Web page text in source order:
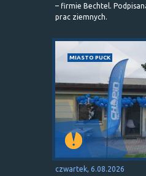
– firmie Bechtel.
prac ziemnych.
MIASTO PUCK
czwartek, 6.08.2026